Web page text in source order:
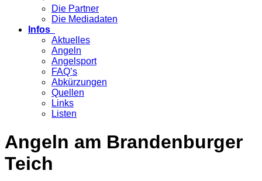
Die Partner
Die Mediadaten
Infos
Aktuelles
Angeln
Angelsport
FAQ’s
Abkürzungen
Quellen
Links
Listen
Angeln am Brandenburger
Teich